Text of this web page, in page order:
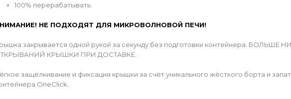
100% перерабатывать.
НЕ ПОДХОДЯТ ДЛЯ МИКРОВОЛНОВОЙ ПЕЧИ!
закрывается одной рукой за секунду без подготовки контейнера.
КРЫШКИ ПРИ ДОСТАВКЕ.
защёлкивание и фиксация крышки за счёт уникального жёсткого борта и
OneClick.